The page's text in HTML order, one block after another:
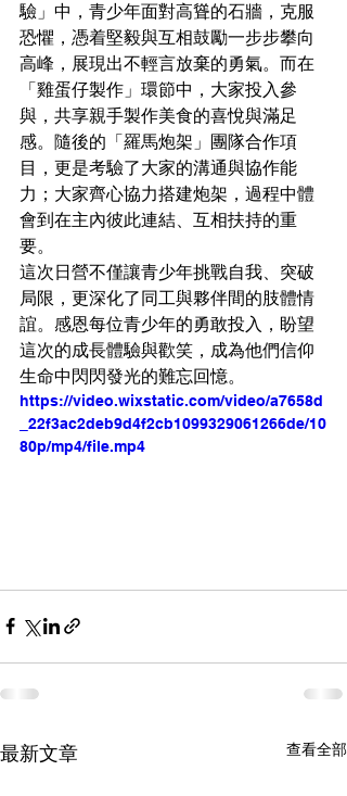
驗」中，青少年面對高聳的石牆，克服
恐懼，憑着堅毅與互相鼓勵一步步攀向
高峰，展現出不輕言放棄的勇氣。而在
「雞蛋仔製作」環節中，大家投入參
與，共享親手製作美食的喜悅與滿足
感。 隨後的「羅馬炮架」團隊合作項
目，更是考驗了大家的溝通與協作能
力；大家齊心協力搭建炮架，過程中體
會到在主內彼此連結、互相扶持的重
要。
這次日營不僅讓青少年挑戰自我、突破
局限，更深化了同工與夥伴間的肢體情
誼。感恩每位青少年的勇敢投入，盼望
這次的成長體驗與歡笑，成為他們信仰
生命中閃閃發光的難忘回憶。
https://video.wixstatic.com/video/a7658d
_22f3ac2deb9d4f2cb1099329061266de/10
80p/mp4/file.mp4
最新文章 查看全部